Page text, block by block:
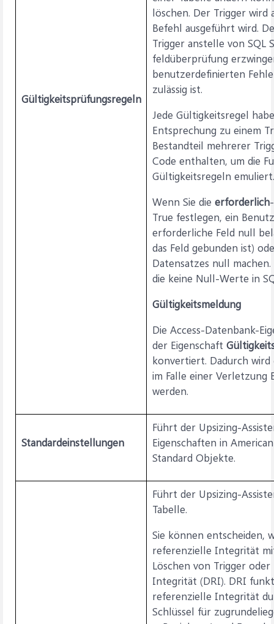
Gültigkeitsprüfungsregeln
löschen. Der Trigger wird
Befehl ausgeführt wird.
Trigger anstelle von SQL
feldüberprüfung
benutzerdefinierten
zulässig ist.
Jede Gültigkeitsregel
Entsprechung zu einem
Bestandteil mehrerer
Code enthalten, um die
Gültigkeitsregeln emuliert.
Wenn Sie die erforderlich
True festlegen, ein
erforderliche Feld null
das Feld gebunden ist)
Datensatzes null
die keine Null-Werte in
Gültigkeitsmeldung
Die Access-Datenbank-
der Eigenschaft
konvertiert. Dadurch wird
im Falle einer Verletzung
werden.
Standardeinstellungen
Führt der Upsizing-
Eigenschaften in
Standard Objekte.
Führt der Upsizing-
Tabelle.
Sie können entscheiden,
referenzielle Integrität
Löschen von Trigger
Integrität (DRI). DRI
referenzielle Integrität
Schlüssel für